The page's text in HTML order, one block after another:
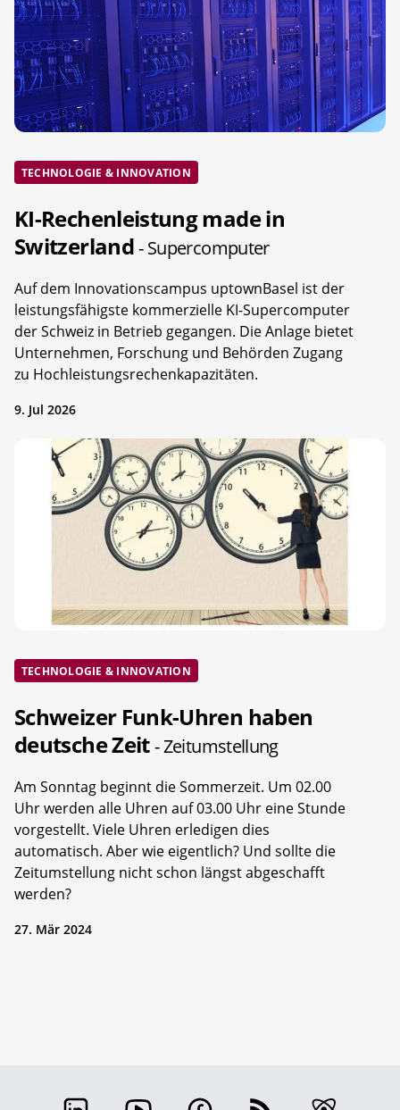
TECHNOLOGIE & INNOVATION
KI-Rechenleistung made in
Switzerland- Supercomputer
Auf dem Innovationscampus uptownBasel ist der
leistungsfähigste kommerzielle KI-Supercomputer
der Schweiz in Betrieb gegangen. Die Anlage bietet
Unternehmen, Forschung und Behörden Zugang
zu Hochleistungsrechenkapazitäten.
9. Jul 2026
TECHNOLOGIE & INNOVATION
Schweizer Funk-Uhren haben
deutsche Zeit- Zeitumstellung
Am Sonntag beginnt die Sommerzeit. Um 02.00
Uhr werden alle Uhren auf 03.00 Uhr eine Stunde
vorgestellt. Viele Uhren erledigen dies
automatisch. Aber wie eigentlich? Und sollte die
Zeitumstellung nicht schon längst abgeschafft
werden?
27. Mär 2024